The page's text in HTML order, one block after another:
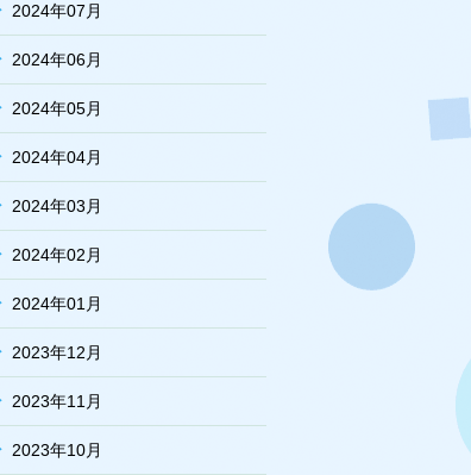
2024年07月
2024年06月
2024年05月
2024年04月
2024年03月
2024年02月
2024年01月
2023年12月
2023年11月
2023年10月